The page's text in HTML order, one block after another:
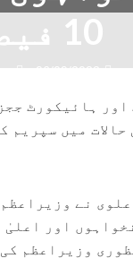
10 فیصد اضافہ
06/09/2022
میں
نے
کی